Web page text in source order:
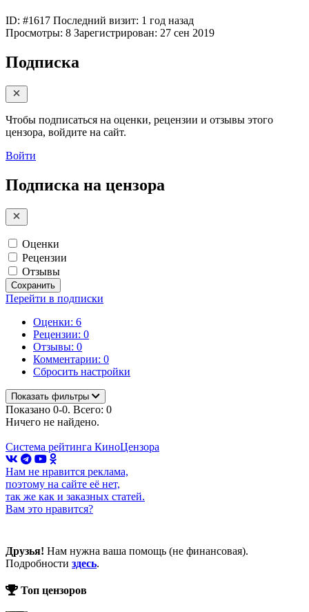
ID: #1617 Последний визит: 1 год назад
Просмотры: 8 Зарегистрирован: 27 сен 2019
Подписка
Чтобы подписаться на оценки, рецензии и отзывы этого
цензора, войдите на сайт.
Войти
Подписка на цензора
Оценки
Рецензии
Отзывы
Сохранить
Перейти в подписки
Оценки: 6
Рецензии: 0
Отзывы: 0
Комментарии: 0
Сбросить настройки
Показать фильтры
Показано 0-0. Всего: 0
Ничего не найдено.
Система рейтинга КиноЦензора
Нам не нравится реклама,
поэтому на сайте её нет,
так же как и заказных статей.
Вам это нравится?
Друзья! Нам нужна ваша помощь (не финансовая).
Подробности здесь.
Топ цензоров